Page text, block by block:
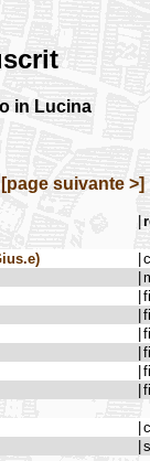
in Lucina
[page suivante >]